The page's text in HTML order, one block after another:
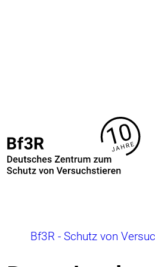
Brotkrumennavigation
Bf3R - Schutz von